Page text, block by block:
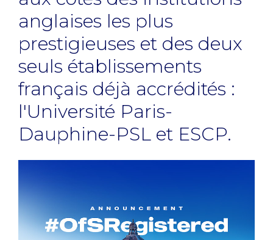
anglaises les plus
prestigieuses et des deux
seuls établissements
français déjà accrédités :
l'Université Paris-
Dauphine-PSL et ESCP.